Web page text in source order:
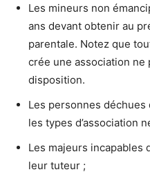
Les mineurs non
ans devant obtenir au
parentale. Notez que
crée une association
disposition.
Les personnes
les types d’association
Les majeurs incapables
leur tuteur ;